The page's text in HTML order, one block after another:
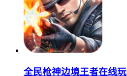
全民枪神边境王者在线玩